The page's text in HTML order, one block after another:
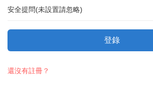
安全提問(未設置請忽略)
登錄
還沒有註冊？